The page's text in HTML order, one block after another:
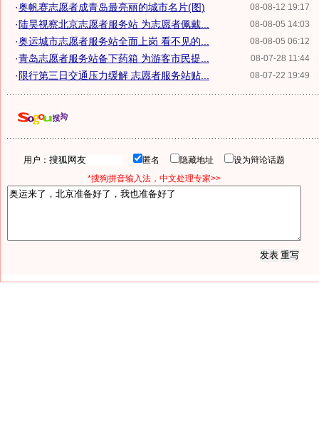
08-08-12 19:17
·奥帆赛志愿者成青岛最亮丽的城市名片(图)
08-08-05 14:03
· 陆昊视察北京志愿者服务站 为志愿者佩戴...
08-08-05 06:12
·奥运城市志愿者服务站全面上岗 看不见的...
08-07-28 11:44
·青岛志愿者服务站备下药箱 为游客市民提...
08-07-22 19:49
· 限行第三日交通压力缓解 志愿者服务站贴...
用户： 匿名 隐藏地址
设为辩论话题
*搜狗拼音输入法，中文处理专家>>